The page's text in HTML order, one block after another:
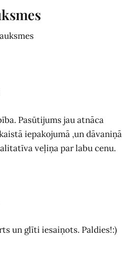
Pasūtijums jau atnāca
iepakojumā ,un dāvaniņā
veļiņa par labu cenu.
un glīti iesaiņots. Paldies!:)